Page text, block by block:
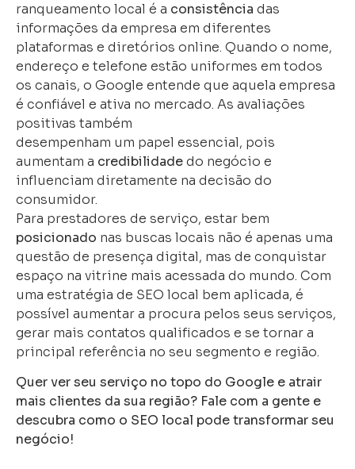
ranqueamento local é a consistência das
informações da empresa em diferentes
plataformas e diretórios online. Quando o nome,
endereço e telefone estão uniformes em todos
os canais, o Google entende que aquela empresa
é confiável e ativa no mercado. As avaliações
positivas também
desempenham um papel essencial, pois
aumentam a credibilidadedo negócio e
influenciam diretamente na decisão do
consumidor.
Para prestadores de serviço, estar bem
posicionado nas buscas locais não é apenas uma
questão de presença digital, mas de conquistar
espaço na vitrine mais acessada do mundo. Com
uma estratégia de SEO local bem aplicada, é
possível aumentar a procura pelos seus serviços,
gerar mais contatos qualificados e se tornar a
principal referência no seu segmento e região.
Quer ver seu serviço no topo do Google e atrair
mais clientes da sua região? Fale com a gente e
descubra como o SEO local pode transformar seu
negócio!